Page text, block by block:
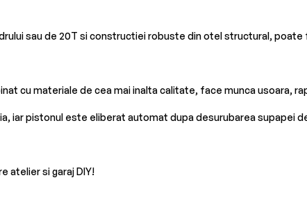
sau de 20T si constructiei robuste din otel structural,
cu materiale de cea mai inalta calitate, face munca usoara,
iar pistonul este eliberat automat dupa desurubarea supapei
atelier si garaj DIY!